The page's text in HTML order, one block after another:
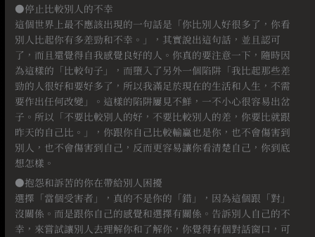
●停止比較別人的不幸
這個世界上最不應該出現的一句話是「你比別人好很多了，你看
別人比起你有多差勁和不幸。」，其實說出這句話，並且認可
了，而且還覺得自我感覺良好的人。你真的要注意一下，隨時因
為這樣的「比較句子」，而墮入了另外一個陷阱「我比起那些差
勁的人很好和要好多了，所以我滿足於現在的生活和人生，不需
要作出任何改變」。這樣的陷阱屢見不鮮，一不小心很容易出岔
子。所以「不要比較別人的好，不要比較別人的差，你要比就跟
昨天的自己比。」，你跟你自己比較輸贏也是你，也不會傷害到
別人，也不會傷害到自己，反而更容易讓你看清楚自己，你到底
想怎樣。
●抱怨和訴苦的你在帶給別人困擾
選擇「當個受害者」，真的不是你的「錯」，因為這個跟「對」
沒關係。而是跟你自己的感覺和選擇有關係。告訴別人自己的不
幸，來嘗試讓別人去理解你和了解你，你覺得有個對話窗口，可